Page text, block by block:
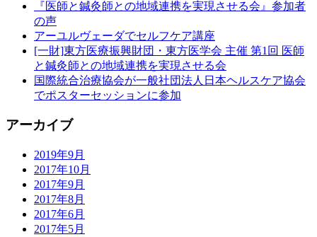
『医師と鍼灸師との地域連携を実現させる会』参加者
の声
アーユルヴェーダでセルフケア講座
[一財]東方医療振興財団・東方医学会 主催 第1回 医師
と鍼灸師との地域連携を実現させる会
国際統合治療協会が一般社団法人日本ヘルスケア協会
でポスターセッションに参加
アーカイブ
2019年9月
2017年10月
2017年9月
2017年8月
2017年6月
2017年5月